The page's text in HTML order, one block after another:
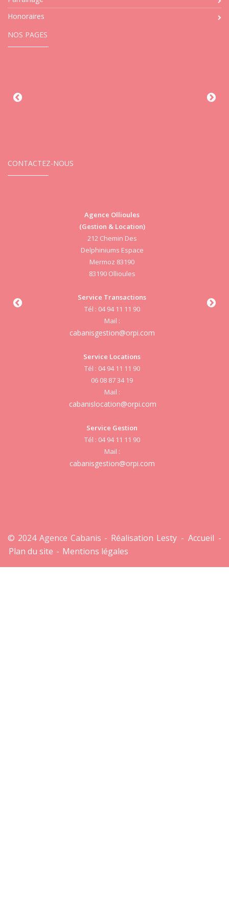
Honoraires
NOS PAGES
CONTACTEZ-NOUS
Agence Ollioules
(Gestion & Location)
212 Chemin Des
Delphiniums Espace
Mermoz 83190
83190 Ollioules
Service Transactions
Tél : 04 94 11 11 90
cabanisgestion@orpi.com
Service Locations
Tél : 04 94 11 11 90
06 08 87 34 19
cabanislocation@orpi.com
Service Gestion
Tél : 04 94 11 11 90
cabanisgestion@orpi.com
© 2024 Agence Cabanis - Réalisation Lesty - Accueil -
Plan du site - Mentions légales